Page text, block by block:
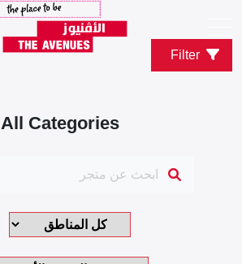
Filter
All Categories